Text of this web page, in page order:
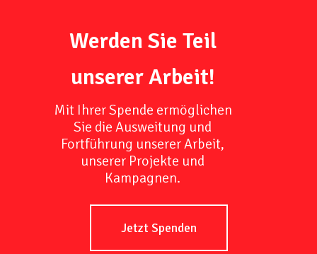
Werden Sie Teil
unserer Arbeit!
Mit Ihrer Spende ermöglichen
Sie die Ausweitung und
Fortführung unserer Arbeit,
unserer Projekte und
Kampagnen.
Jetzt Spenden